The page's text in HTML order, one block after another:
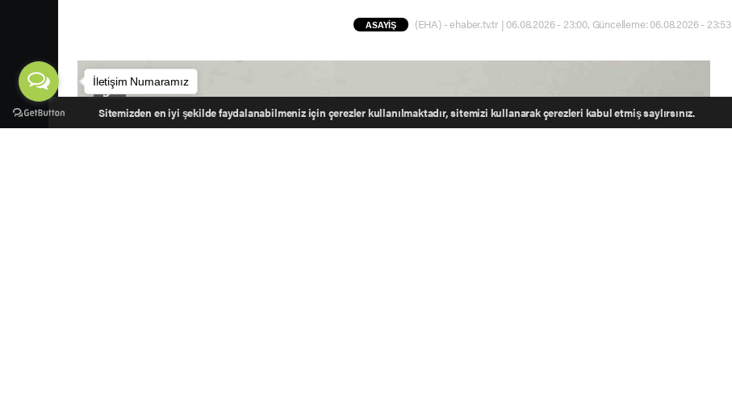
ASAYİŞ (EHA) - ehaber.tv.tr | 06.08.2026 - 23:00, Güncelleme: 06.08.2026 - 23:53
Sitemizden en iyi şekilde faydalanabilmeniz için çerezler kullanılmaktadır, sitemizi kullanarak çerezleri kabul etmiş saylırsınız.
İletişim Numaramız